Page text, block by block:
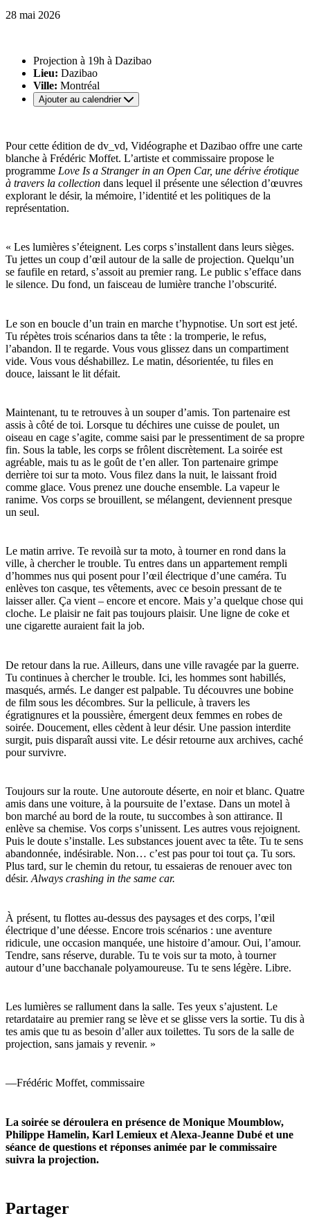
28 mai 2026
Projection à 19h à Dazibao
Lieu: Dazibao
Ville: Montréal
Ajouter au calendrier
Pour cette édition de dv_vd, Vidéographe et Dazibao offre une carte
blanche à Frédéric Moffet. L’artiste et commissaire propose le
programme Love Is a Stranger in an Open Car, une dérive érotique
à travers la collection dans lequel il présente une sélection d’œuvres
explorant le désir, la mémoire, l’identité et les politiques de la
représentation.
« Les lumières s’éteignent. Les corps s’installent dans leurs sièges.
Tu jettes un coup d’œil autour de la salle de projection. Quelqu’un
se faufile en retard, s’assoit au premier rang. Le public s’efface dans
le silence. Du fond, un faisceau de lumière tranche l’obscurité.
Le son en boucle d’un train en marche t’hypnotise. Un sort est jeté.
Tu répètes trois scénarios dans ta tête : la tromperie, le refus,
l’abandon. Il te regarde. Vous vous glissez dans un compartiment
vide. Vous vous déshabillez. Le matin, désorientée, tu files en
douce, laissant le lit défait.
Maintenant, tu te retrouves à un souper d’amis. Ton partenaire est
assis à côté de toi. Lorsque tu déchires une cuisse de poulet, un
oiseau en cage s’agite, comme saisi par le pressentiment de sa propre
fin. Sous la table, les corps se frôlent discrètement. La soirée est
agréable, mais tu as le goût de t’en aller. Ton partenaire grimpe
derrière toi sur ta moto. Vous filez dans la nuit, le laissant froid
comme glace. Vous prenez une douche ensemble. La vapeur le
ranime. Vos corps se brouillent, se mélangent, deviennent presque
un seul.
Le matin arrive. Te revoilà sur ta moto, à tourner en rond dans la
ville, à chercher le trouble. Tu entres dans un appartement rempli
d’hommes nus qui posent pour l’œil électrique d’une caméra. Tu
enlèves ton casque, tes vêtements, avec ce besoin pressant de te
laisser aller. Ça vient – encore et encore. Mais y’a quelque chose qui
cloche. Le plaisir ne fait pas toujours plaisir. Une ligne de coke et
une cigarette auraient fait la job.
De retour dans la rue. Ailleurs, dans une ville ravagée par la guerre.
Tu continues à chercher le trouble. Ici, les hommes sont habillés,
masqués, armés. Le danger est palpable. Tu découvres une bobine
de film sous les décombres. Sur la pellicule, à travers les
égratignures et la poussière, émergent deux femmes en robes de
soirée. Doucement, elles cèdent à leur désir. Une passion interdite
surgit, puis disparaît aussi vite. Le désir retourne aux archives, caché
pour survivre.
Toujours sur la route. Une autoroute déserte, en noir et blanc. Quatre
amis dans une voiture, à la poursuite de l’extase. Dans un motel à
bon marché au bord de la route, tu succombes à son attirance. Il
enlève sa chemise. Vos corps s’unissent. Les autres vous rejoignent.
Puis le doute s’installe. Les substances jouent avec ta tête. Tu te sens
abandonnée, indésirable. Non… c’est pas pour toi tout ça. Tu sors.
Plus tard, sur le chemin du retour, tu essaieras de renouer avec ton
désir. Always crashing in the same car.
À présent, tu flottes au-dessus des paysages et des corps, l’œil
électrique d’une déesse. Encore trois scénarios : une aventure
ridicule, une occasion manquée, une histoire d’amour. Oui, l’amour.
Tendre, sans réserve, durable. Tu te vois sur ta moto, à tourner
autour d’une bacchanale polyamoureuse. Tu te sens légère. Libre.
Les lumières se rallument dans la salle. Tes yeux s’ajustent. Le
retardataire au premier rang se lève et se glisse vers la sortie. Tu dis à
tes amis que tu as besoin d’aller aux toilettes. Tu sors de la salle de
projection, sans jamais y revenir. »
—Frédéric Moffet, commissaire
La soirée se déroulera en présence de Monique Moumblow,
Philippe Hamelin, Karl Lemieux et Alexa-Jeanne Dubé et une
séance de questions et réponses animée par le commissaire
suivra la projection.
Partager